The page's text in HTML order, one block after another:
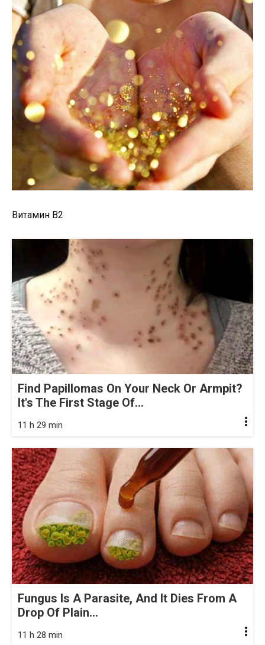
Витамин В2
Find Papillomas On Your Neck Or Armpit?
It's The First Stage Of...
11 h 29 min
Fungus Is A Parasite, And It Dies From A
Drop Of Plain...
11 h 28 min